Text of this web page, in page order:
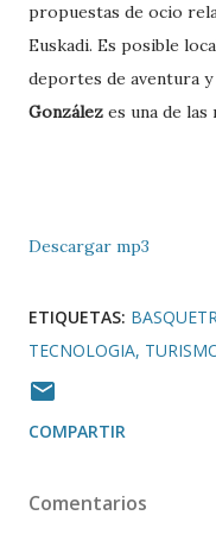
propuestas de ocio
Euskadi. Es posible
deportes de aventura
González es una de
Descargar mp3
ETIQUETAS:
TECNOLOGIA
COMPARTIR
Comentarios